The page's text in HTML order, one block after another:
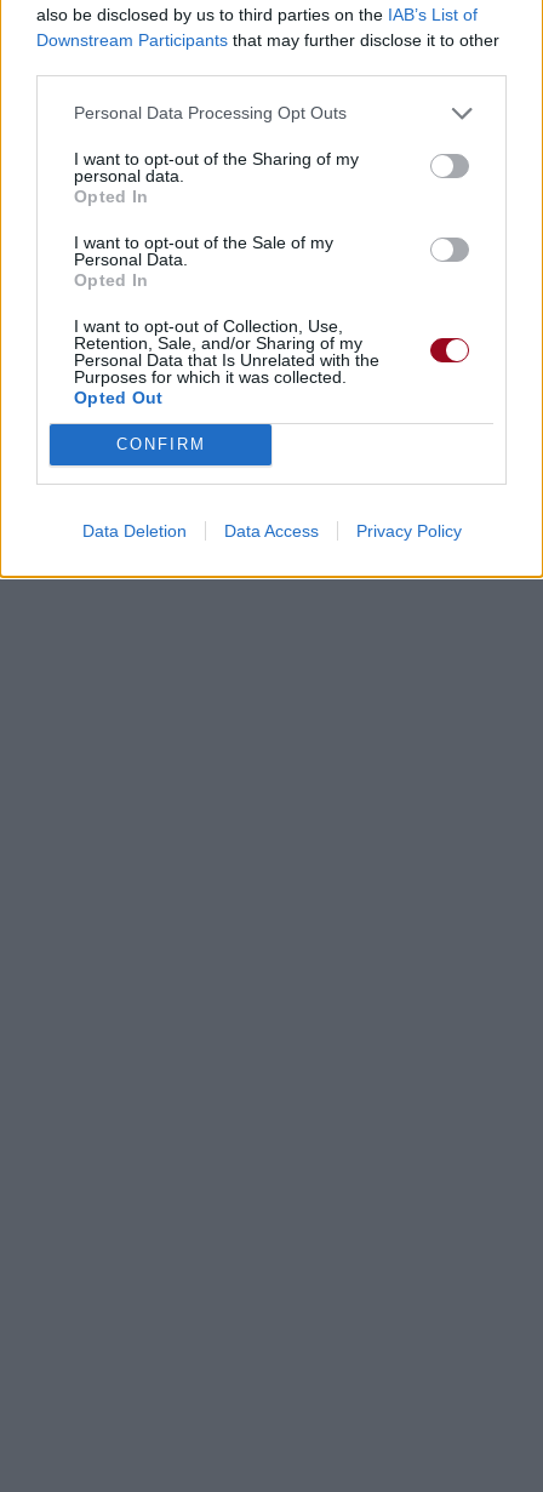
also be disclosed by us to third parties on the IAB’s List of
Downstream Participants that may further disclose it to other
Personal Data Processing Opt Outs
I want to opt-out of the Sharing of my
personal data.
Opted In
I want to opt-out of the Sale of my
Personal Data.
Opted In
I want to opt-out of Collection, Use,
Retention, Sale, and/or Sharing of my
Personal Data that Is Unrelated with the
Purposes for which it was collected.
Opted Out
CONFIRM
Data Deletion Data Access Privacy Policy